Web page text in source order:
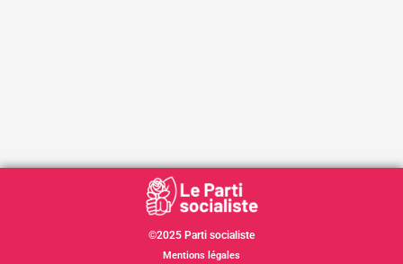
©2025 Parti socialiste
Mentions légales